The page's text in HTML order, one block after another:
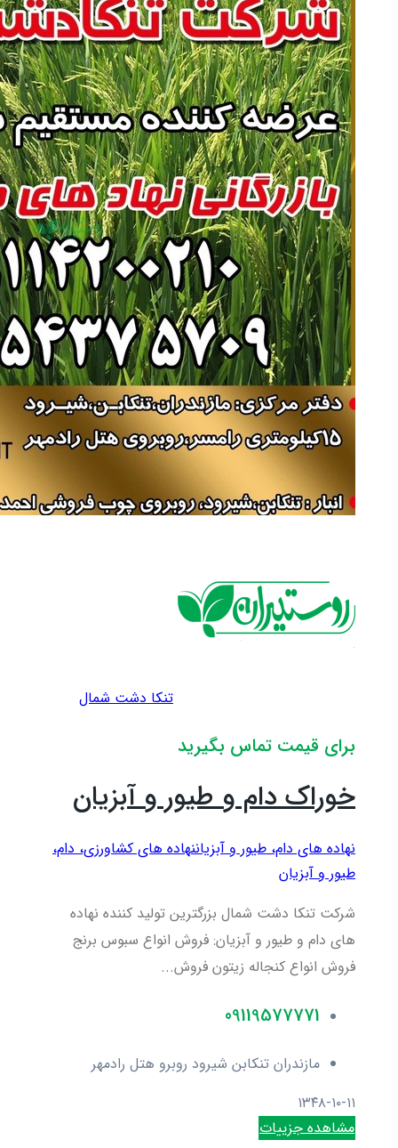
تنکا دشت شمال
برای قیمت تماس بگیرید
خوراک دام و طیور و آبزیان
نهاده های دام، طیور و آبزیاننهاده های کشاورزی، دام،
طيور و آبزيان
شرکت تنکا دشت شمال بزرگترین تولید کننده نهاده
های دام و طیور و آبزیان: فروش انواع سبوس برنج
فروش انواع کنجاله زیتون فروش...
09119577771
مازندران تنکابن شیرود روبرو هتل رادمهر
۱۳۴۸-۱۰-۱۱
مشاهده جزییات